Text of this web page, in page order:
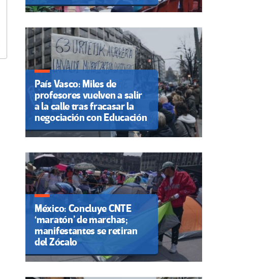
País Vasco: Miles de
profesores vuelven a salir
a la calle tras fracasar la
negociación con Educación
México: Concluye CNTE
‘maratón’ de marchas;
manifestantes se retiran
del Zócalo